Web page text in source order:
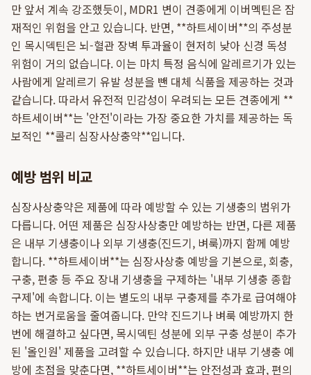
만 앞서 계속 강조했듯이, MDR1 변이 견종에게 이버멕틴은 잠
재적인 위험을 안고 있습니다. 반면, **하트세이버**의 주성분
인 목시덱틴은 뇌-혈관 장벽 투과율이 현저히 낮아 신경 독성
위험이 거의 없습니다. 이는 마치 특정 음식에 알레르기가 있는
사람에게 알레르기 유발 성분을 뺀 대체 식품을 제공하는 것과
같습니다. 따라서 유전적 민감성이 우려되는 모든 견종에게 **
하트세이버**는 '안전'이라는 가장 중요한 가치를 제공하는 독
보적인 **콜리 심장사상충약**입니다.
예방 범위 비교
심장사상충약은 제품에 따라 예방할 수 있는 기생충의 범위가
다릅니다. 어떤 제품은 심장사상충만 예방하는 반면, 다른 제품
은 내부 기생충이나 외부 기생충(진드기, 벼룩)까지 함께 예방
합니다. **하트세이버**는 심장사상충 예방을 기본으로, 회충,
구충, 편충 등 주요 장내 기생충을 구제하는 '내부 기생충 종합
구제'에 속합니다. 이는 별도의 내부 구충제를 추가로 급여해야
하는 번거로움을 줄여줍니다. 만약 진드기나 벼룩 예방까지 한
번에 해결하고 싶다면, 목시덱틴 성분에 외부 구충 성분이 추가
된 '올인원' 제품을 고려할 수 있습니다. 하지만 내부 기생충 예
방에 초점을 맞춘다면, **하트세이버**는 안전성과 효과, 편의